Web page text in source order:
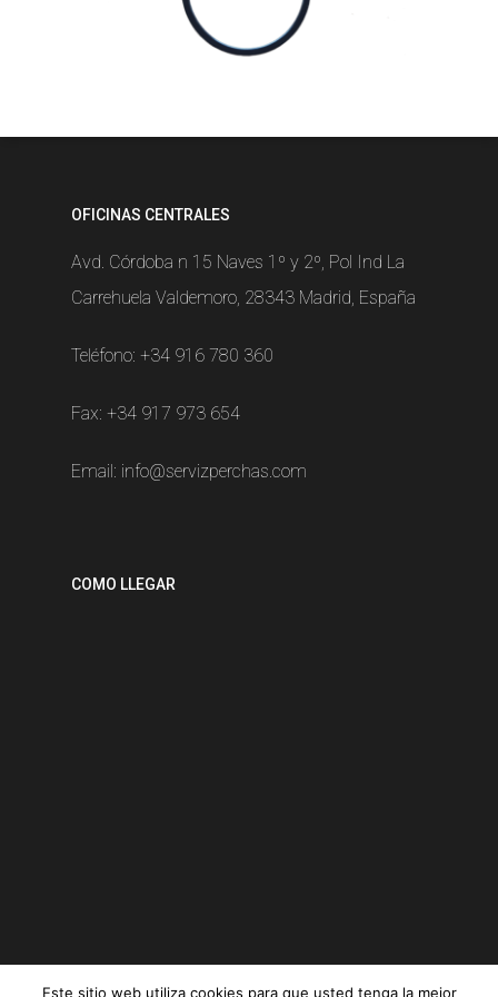
OFICINAS CENTRALES
Avd. Córdoba n 15 Naves 1º y 2º, Pol Ind La
Carrehuela Valdemoro, 28343 Madrid, España
Teléfono: +34 916 780 360
Fax: +34 917 973 654
Email: info@servizperchas.com
COMO LLEGAR
Este sitio web utiliza cookies para que usted tenga la mejor